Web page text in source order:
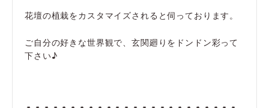
花壇の植栽をカスタマイズされると伺っております。
ご自分の好きな世界観で、玄関廻りをドンドン彩って
下さい♪